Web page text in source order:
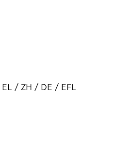
/ ZH / DE / EFL